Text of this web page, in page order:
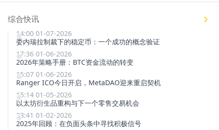
综合快讯
14:00 01-07-2026
委内瑞拉制裁下的稳定币：一个成功的概念验证
17:36 01-06-2026
2026年策略手册：BTC资金流动的转变
15:07 01-06-2026
Ranger ICO今日开启，MetaDAO迎来重启契机
15:14 01-05-2026
以太坊衍生品重构与下一个零售交易机会
23:41 01-02-2026
2025年回顾：在负面头条中寻找积极信号